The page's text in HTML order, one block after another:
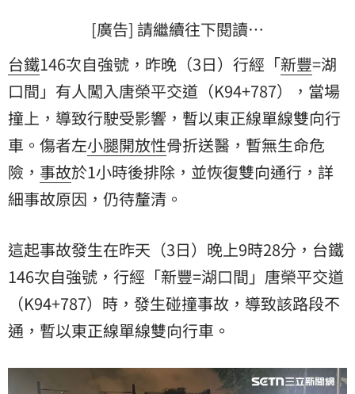
[廣告] 請繼續往下閱讀…
台鐵146次自強號，昨晚（3日）行經「新豐=湖
口間」有人闖入唐榮平交道（K94+787），當場
撞上，導致行駛受影響，暫以東正線單線雙向行
車。傷者左小腿開放性骨折送醫，暫無生命危
險， 事故於1小時後排除，並恢復雙向通行，詳
細事故原因，仍待釐清。
這起事故發生在昨天（3日）晚上9時28分，台鐵
146次自強號，行經「新豐=湖口間」唐榮平交道
（K94+787）時，發生碰撞事故，導致該路段不
通，暫以東正線單線雙向行車。